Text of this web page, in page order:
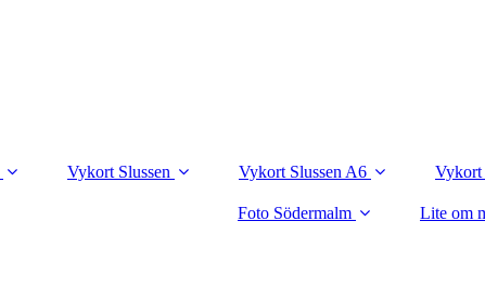
Vykort Slussen Vykort Slussen A6 Vykort
Foto Södermalm Lite om